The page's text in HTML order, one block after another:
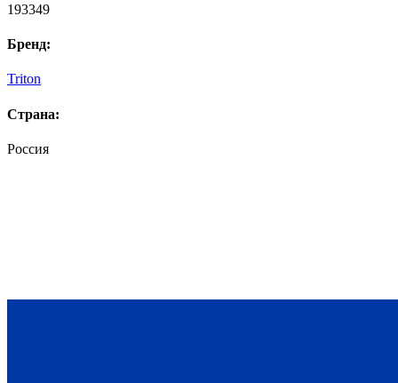
193349
Бренд:
Triton
Страна:
Россия